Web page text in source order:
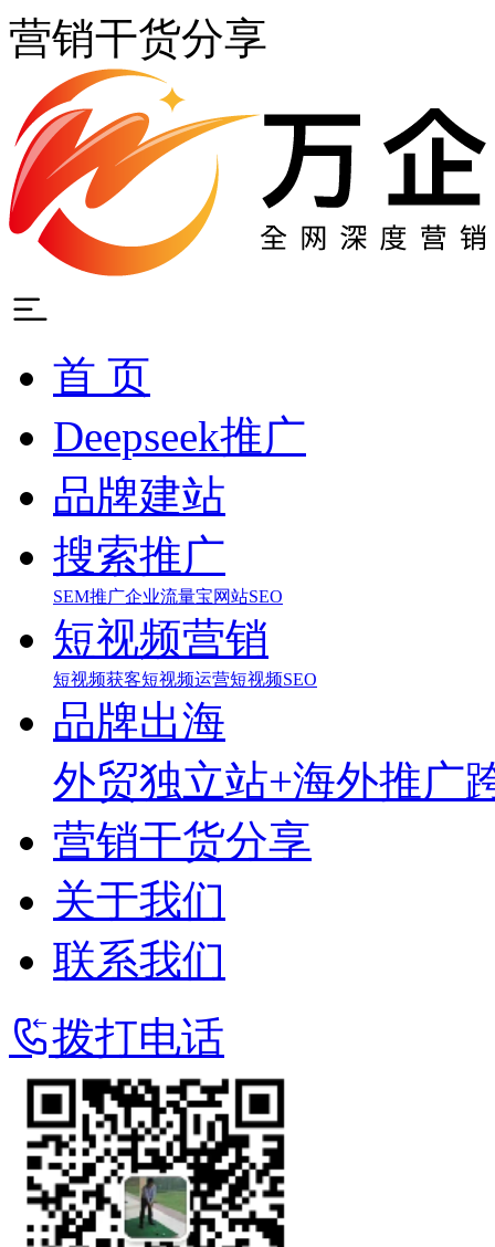
营销干货分享
首 页
Deepseek推广
品牌建站
搜索推广
SEM推广企业流量宝网站SEO
短视频营销
短视频获客短视频运营短视频SEO
品牌出海
外贸独立站+海外推广
营销干货分享
关于我们
联系我们
拨打电话